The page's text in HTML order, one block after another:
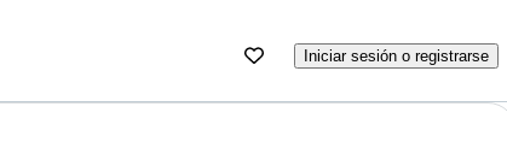
Iniciar sesión o registrarse